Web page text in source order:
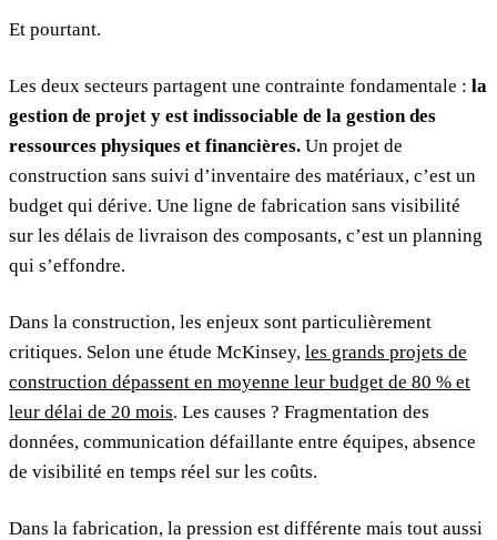
Et pourtant.
Les deux secteurs partagent une contrainte fondamentale : la
gestion de projet y est indissociable de la gestion des
ressources physiques et financières. Un projet de
construction sans suivi d’inventaire des matériaux, c’est un
budget qui dérive. Une ligne de fabrication sans visibilité
sur les délais de livraison des composants, c’est un planning
qui s’effondre.
Dans la construction, les enjeux sont particulièrement
critiques. Selon une étude McKinsey, les grands projets de
construction dépassent en moyenne leur budget de 80 % et
leur délai de 20 mois. Les causes ? Fragmentation des
données, communication défaillante entre équipes, absence
de visibilité en temps réel sur les coûts.
Dans la fabrication, la pression est différente mais tout aussi